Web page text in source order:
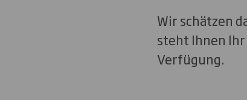
Wir schätzen
steht Ihnen
Verfügung.